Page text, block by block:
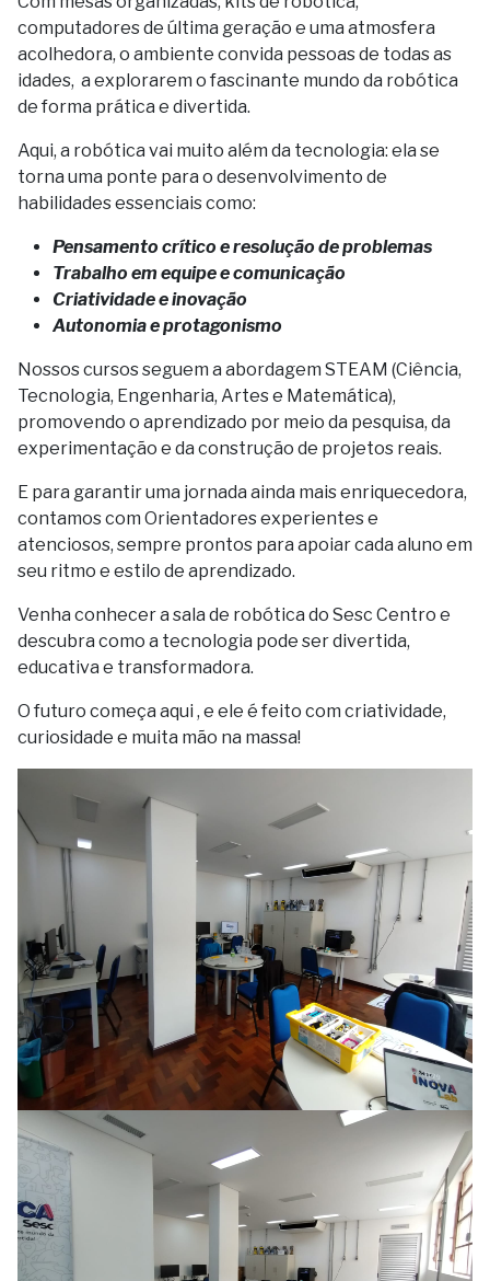
computadores de última geração e uma atmosfera
acolhedora, o ambiente convida pessoas de todas as
idades, a explorarem o fascinante mundo da robótica
de forma prática e divertida.
Aqui, a robótica vai muito além da tecnologia: ela se
torna uma ponte para o desenvolvimento de
habilidades essenciais como:
Pensamento crítico e resolução de problemas
Trabalho em equipe e comunicação
Criatividade e inovação
Autonomia e protagonismo
Nossos cursos seguem a abordagem STEAM (Ciência,
Tecnologia, Engenharia, Artes e Matemática),
promovendo o aprendizado por meio da pesquisa, da
experimentação e da construção de projetos reais.
E para garantir uma jornada ainda mais enriquecedora,
contamos com Orientadores experientes e
atenciosos, sempre prontos para apoiar cada aluno em
seu ritmo e estilo de aprendizado.
Venha conhecer a sala de robótica do Sesc Centro e
descubra como a tecnologia pode ser divertida,
educativa e transformadora.
O futuro começa aqui , e ele é feito com criatividade,
curiosidade e muita mão na massa!